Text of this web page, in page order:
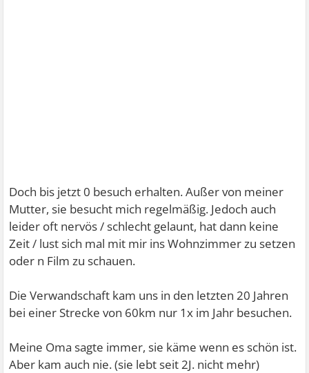
Doch bis jetzt 0 besuch erhalten. Außer von meiner
Mutter, sie besucht mich regelmäßig. Jedoch auch
leider oft nervös / schlecht gelaunt, hat dann keine
Zeit / lust sich mal mit mir ins Wohnzimmer zu setzen
oder n Film zu schauen.
Die Verwandschaft kam uns in den letzten 20 Jahren
bei einer Strecke von 60km nur 1x im Jahr besuchen.
Meine Oma sagte immer, sie käme wenn es schön ist.
Aber kam auch nie. (sie lebt seit 2J. nicht mehr)